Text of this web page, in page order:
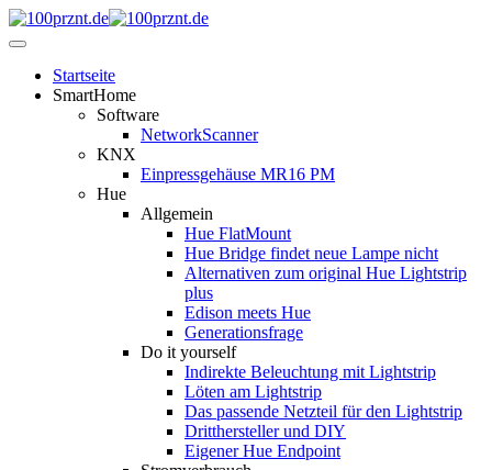
Startseite
SmartHome
Software
NetworkScanner
KNX
Einpressgehäuse MR16 PM
Hue
Allgemein
Hue FlatMount
Hue Bridge findet neue Lampe nicht
Alternativen zum original Hue Lightstrip
plus
Edison meets Hue
Generationsfrage
Do it yourself
Indirekte Beleuchtung mit Lightstrip
Löten am Lightstrip
Das passende Netzteil für den Lightstrip
Dritthersteller und DIY
Eigener Hue Endpoint